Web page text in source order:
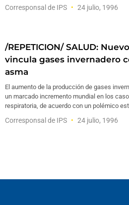
Corresponsal de IPS 24 julio, 1996
/REPETICION/ SALUD:
vincula gases invernadero
asma
El aumento de la producción de gases
un marcado incremento mundial en los
respiratoria, de acuerdo con un polémico
Corresponsal de IPS 24 julio, 1996